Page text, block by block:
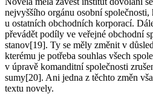
nejvyššího orgánu osobní
u ostatních obchodních korporací.
převádět podíly ve veřejné obchodní
stanov[19]. Ty se měly změnit v
kterému je potřeba souhlas všech
v úpravě komanditní společnosti
sumy[20]. Ani jedna z těchto změn
textu novely.